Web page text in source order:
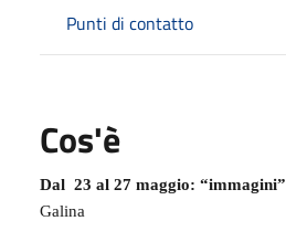
Punti di contatto
Cos'è
Dal 23 al 27 maggio: “immagini”
Galina